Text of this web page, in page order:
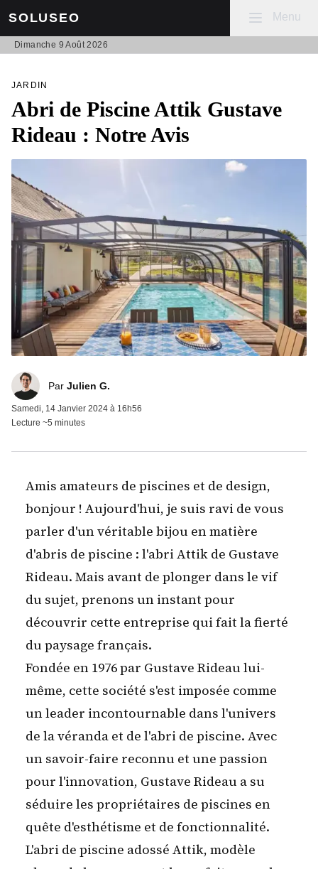
SOLUSEO Mobile menu
Menu
Dimanche 9 Août 2026
JARDIN
Abri de Piscine Attik Gustave
Rideau : Notre Avis
Julien G.Par Julien G.
Samedi, 14 Janvier 2024 à 16h56
Lecture ~5 minutes
Amis amateurs de piscines et de design,
bonjour ! Aujourd'hui, je suis ravi de vous
parler d'un véritable bijou en matière
d'abris de piscine : l'abri Attik de Gustave
Rideau. Mais avant de plonger dans le vif
du sujet, prenons un instant pour
découvrir cette entreprise qui fait la fierté
du paysage français.
Fondée en 1976 par Gustave Rideau lui-
même, cette société s'est imposée comme
un leader incontournable dans l'univers
de la véranda et de l'abri de piscine. Avec
un savoir-faire reconnu et une passion
pour l'innovation, Gustave Rideau a su
séduire les propriétaires de piscines en
quête d'esthétisme et de fonctionnalité.
L'abri de piscine adossé Attik, modèle